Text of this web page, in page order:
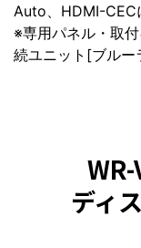
Auto、HDMI-CEC
※専用パネル・取
続ユニット[ブルー
ディ